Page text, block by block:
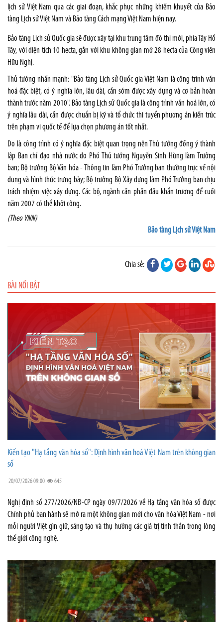
lịch sử Việt Nam qua các giai đoạn, khắc phục những khiếm khuyết của Bảo
tàng Lịch sử Việt Nam và Bảo tàng Cách mạng Việt Nam hiện nay.
Bảo tàng Lịch sử Quốc gia sẽ được xây tại khu trung tâm đô thị mới, phía Tây Hồ
Tây, với diện tích 10 hecta, gắn với khu không gian mở 28 hecta của Công viên
Hữu Nghị.
Thủ tướng nhấn mạnh: "Bảo tàng Lịch sử Quốc gia Việt Nam là công trình văn
hoá đặc biệt, có ý nghĩa lớn, lâu dài, cần sớm được xây dựng và cơ bản hoàn
thành trước năm 2010". Bảo tàng Lịch sử Quốc gia là công trình văn hoá lớn, có
ý nghĩa lâu dài, cần được chuẩn bị kỹ và tổ chức thi tuyển phương án kiến trúc
trên phạm vi quốc tế để lựa chọn phương án tốt nhất.
Do là công trình có ý nghĩa đặc biệt quan trọng nên Thủ tướng đồng ý thành
lập Ban chỉ đạo nhà nước do Phó Thủ tướng Nguyễn Sinh Hùng làm Trưởng
ban; Bộ trưởng Bộ Văn hóa - Thông tin làm Phó Trưởng ban thường trực về nội
dung và hình thức trưng bày; Bộ trưởng Bộ Xây dựng làm Phó Trưởng ban chịu
trách nhiệm việc xây dựng. Các bộ, ngành cần phấn đấu khẩn trương để cuối
năm 2007 có thể khởi công.
(Theo VNN)
Bảo tàng Lịch sử Việt Nam
Chia sẻ:
BÀI NỔI BẬT
Kiến tạo "Hạ tầng văn hóa số": Định hình văn hoá Việt Nam trên không gian
số
20/07/2026 09:00 645
Nghị định số 277/2026/NĐ-CP ngày 09/7/2026 về Hạ tầng văn hóa số được
Chính phủ ban hành sẽ mở ra một không gian mới cho văn hóa Việt Nam - nơi
mỗi người Việt gìn giữ, sáng tạo và thụ hưởng các giá trị tinh thần trong lòng
thế giới công nghệ.